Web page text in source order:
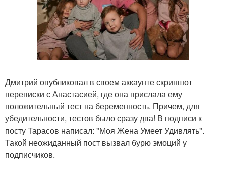
Дмитрий опубликовал в своем аккаунте скриншот
переписки с Анастасией, где она прислала ему
положительный тест на беременность. Причем, для
убедительности, тестов было сразу два! В подписи к
посту Тарасов написал: "Моя Жена Умеет Удивлять".
Такой неожиданный пост вызвал бурю эмоций у
подписчиков.